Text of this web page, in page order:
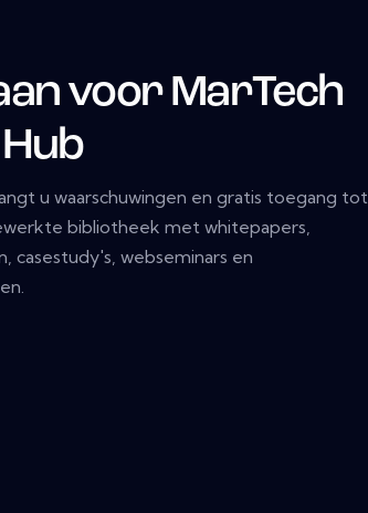
voor MarTech
u waarschuwingen en gratis toegang
bibliotheek met whitepapers,
casestudy's, webseminars en